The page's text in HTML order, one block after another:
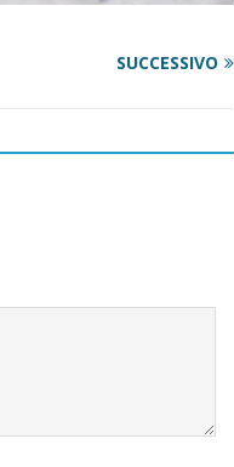
SUCCESSIVO